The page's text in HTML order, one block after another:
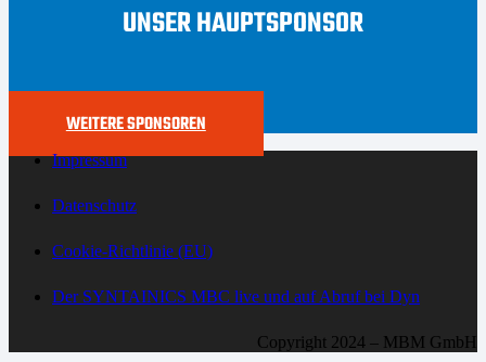
UNSER HAUPTSPONSOR
WEITERE SPONSOREN
Impressum
Datenschutz
Cookie-Richtlinie (EU)
Der SYNTAINICS MBC live und auf Abruf bei Dyn
Copyright 2024 – MBM GmbH